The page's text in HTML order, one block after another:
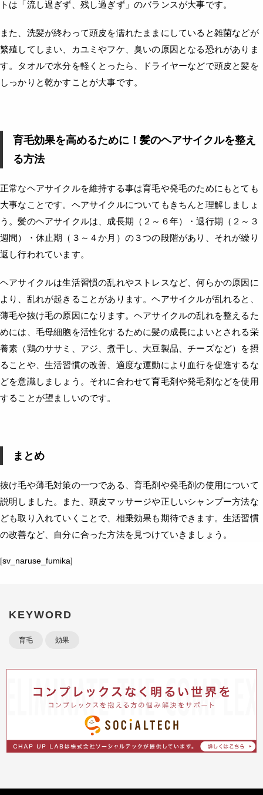
トは「流し過ぎず、残し過ぎず」のバランスが大事です。
また、洗髪が終わって頭皮を濡れたままにしていると雑菌などが
繁殖してしまい、カユミやフケ、臭いの原因となる恐れがありま
す。タオルで水分を軽くとったら、ドライヤーなどで頭皮と髪を
しっかりと乾かすことが大事です。
育毛効果を高めるために！髪のヘアサイクルを整え
る方法
正常なヘアサイクルを維持する事は育毛や発毛のためにもとても
大事なことです。ヘアサイクルについてもきちんと理解しましょ
う。髪のヘアサイクルは、成長期（２～６年）・退行期（２～３
週間）・休止期（３～４か月）の３つの段階があり、それが繰り
返し行われています。
ヘアサイクルは生活習慣の乱れやストレスなど、何らかの原因に
より、乱れが起きることがあります。ヘアサイクルが乱れると、
薄毛や抜け毛の原因になります。ヘアサイクルの乱れを整えるた
めには、毛母細胞を活性化するために髪の成長によいとされる栄
養素（鶏のササミ、アジ、煮干し、大豆製品、チーズなど）を摂
ることや、生活習慣の改善、適度な運動により血行を促進するな
どを意識しましょう。それに合わせて育毛剤や発毛剤などを使用
することが望ましいのです。
まとめ
抜け毛や薄毛対策の一つである、育毛剤や発毛剤の使用について
説明しました。また、頭皮マッサージや正しいシャンプー方法な
ども取り入れていくことで、相乗効果も期待できます。生活習慣
の改善など、自分に合った方法を見つけていきましょう。
[sv_naruse_fumika]
KEYWORD
育毛 効果